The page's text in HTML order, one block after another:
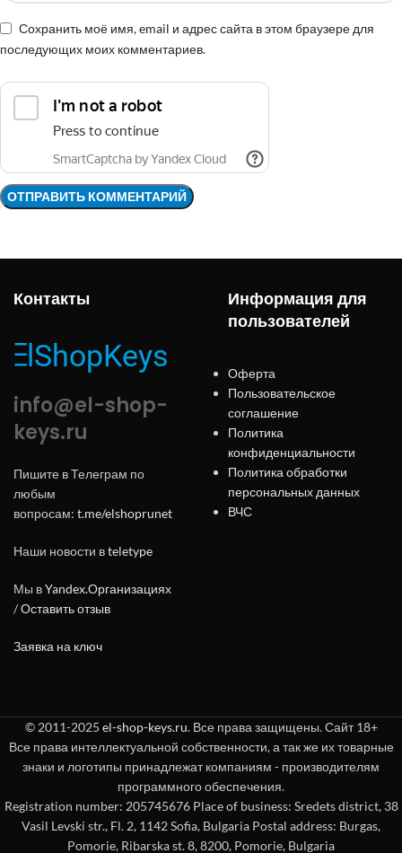
Сохранить моё имя, email и адрес сайта в этом браузере для
последующих моих комментариев.
Контакты
info@el-shop-
keys.ru
Пишите в Телеграм по
любым
вопросам: t.me/elshoprunet
Наши новости вteletype
Мы вYandex.Организациях
/Оставить отзыв
Заявка на ключ
Информация для
пользователей
Оферта
Пользовательское
соглашение
Политика
конфиденциальности
Политика обработки
персональных данных
ВЧС
© 2011-2025 el-shop-keys.ru. Все права защищены. Сайт 18+
Все права интеллектуальной собственности, а так же их товарные
знаки и логотипы принадлежат компаниям - производителям
программного обеспечения.
Registration number: 205745676 Place of business: Sredets district, 38
Vasil Levski str., Fl. 2, 1142 Sofia, Bulgaria Postal address: Burgas,
Pomorie, Ribarska st. 8, 8200, Pomorie, Bulgaria